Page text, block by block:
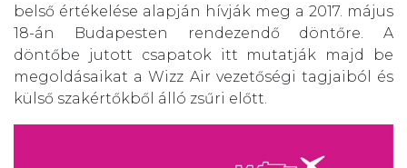
belső értékelése alapján hívják meg a 2017. május
18-án Budapesten rendezendő döntőre. A
döntőbe jutott csapatok itt mutatják majd be
megoldásaikat a Wizz Air vezetőségi tagjaiból és
külső szakértőkből álló zsűri előtt.